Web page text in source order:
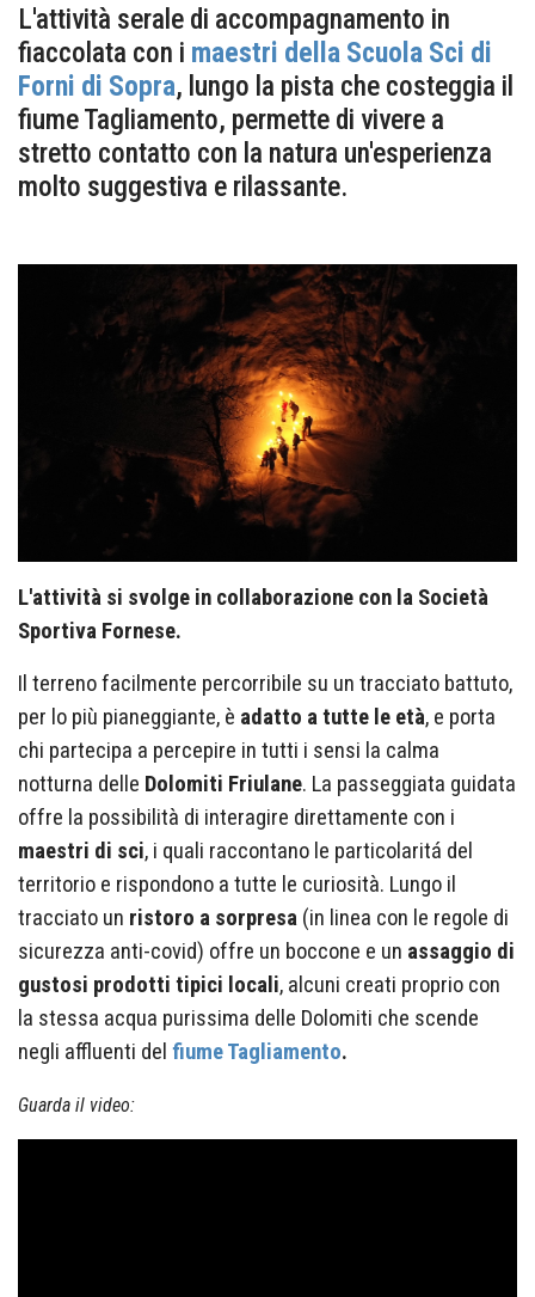
L'attività serale di accompagnamento in
fiaccolata con i maestri della Scuola Sci di
Forni di Sopra, lungo la pista che costeggia il
fiume Tagliamento, permette di vivere a
stretto contatto con la natura un'esperienza
molto suggestiva e rilassante.
L'attività si svolge in collaborazione con la Società
Sportiva Fornese.
Il terreno facilmente percorribile su un tracciato battuto,
per lo più pianeggiante, è adatto a tutte le età, e porta
chi partecipa a percepire in tutti i sensi la calma
notturna delle Dolomiti Friulane. La passeggiata guidata
offre la possibilità di interagire direttamente con i
maestri di sci, i quali raccontano le particolaritá del
territorio e rispondono a tutte le curiosità. Lungo il
tracciato un ristoro a sorpresa (in linea con le regole di
sicurezza anti-covid) offre un boccone e un assaggio di
gustosi prodotti tipici locali, alcuni creati proprio con
la stessa acqua purissima delle Dolomiti che scende
negli affluenti del fiume Tagliamento.
Guarda il video: